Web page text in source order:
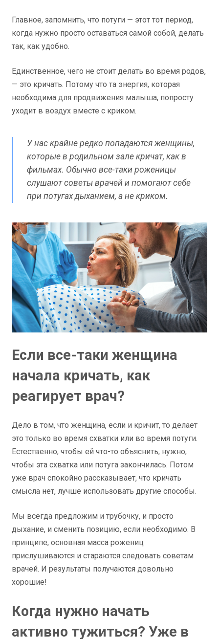
Главное, запомнить, что потуги — этот тот период,
когда нужно просто оставаться самой собой, делать
так, как удобно.
Единственное, чего не стоит делать во время родов,
— это кричать. Потому что та энергия, которая
необходима для продвижения малыша, попросту
уходит в воздух вместе с криком.
У нас крайне редко попадаются женщины,
которые в родильном зале кричат, как в
фильмах. Обычно все-таки роженицы
слушают советы врачей и помогают себе
при потугах дыханием, а не криком.
Если все-таки женщина
начала кричать, как
реагирует врач?
Дело в том, что женщина, если и кричит, то делает
это только во время схватки или во время потуги.
Естественно, чтобы ей что-то объяснить, нужно,
чтобы эта схватка или потуга закончилась. Потом
уже врач спокойно рассказывает, что кричать
смысла нет, лучше использовать другие способы.
Мы всегда предложим и трубочку, и просто
дыхание, и сменить позицию, если необходимо. В
принципе, основная масса рожениц
прислушиваются и стараются следовать советам
врачей. И результаты получаются довольно
хорошие!
Когда нужно начать
активно тужиться? Уже в